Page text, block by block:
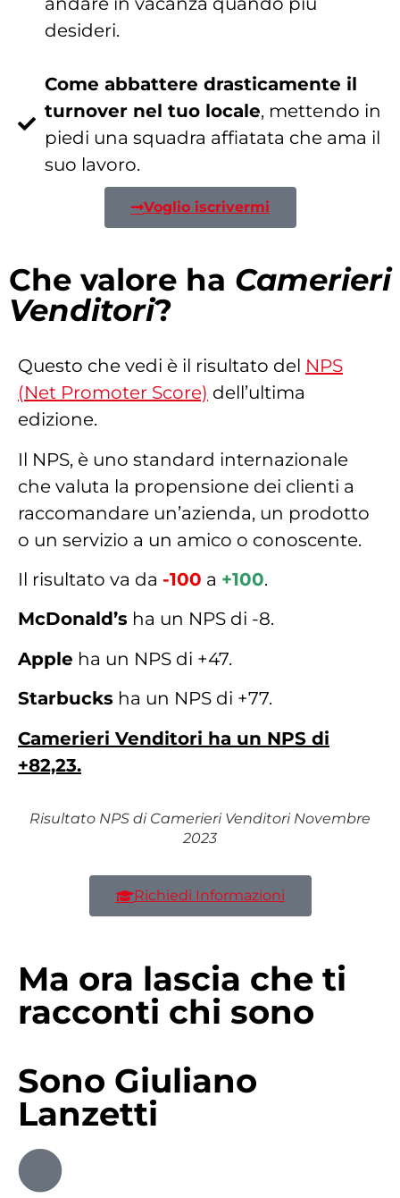
desideri.
Come abbattere drasticamente il
turnover nel tuo locale, mettendo in
piedi una squadra affiatata che ama il
suo lavoro.
Voglio iscrivermi
Che valore ha Camerieri
Venditori?
Questo che vedi è il risultato del NPS
(Net Promoter Score) dell’ultima
edizione.
Il NPS, è uno standard internazionale
che valuta la propensione dei clienti a
raccomandare un’azienda, un prodotto
o un servizio a un amico o conoscente.
Il risultato va da -100 a +100.
McDonald’s ha un NPS di -8.
Apple ha un NPS di +47.
Starbucks ha un NPS di +77.
Camerieri Venditori ha un NPS di
+82,23.
Risultato NPS di Camerieri Venditori Novembre
2023
Richiedi Informazioni
Ma ora lascia che ti
racconti chi sono
Sono Giuliano
Lanzetti